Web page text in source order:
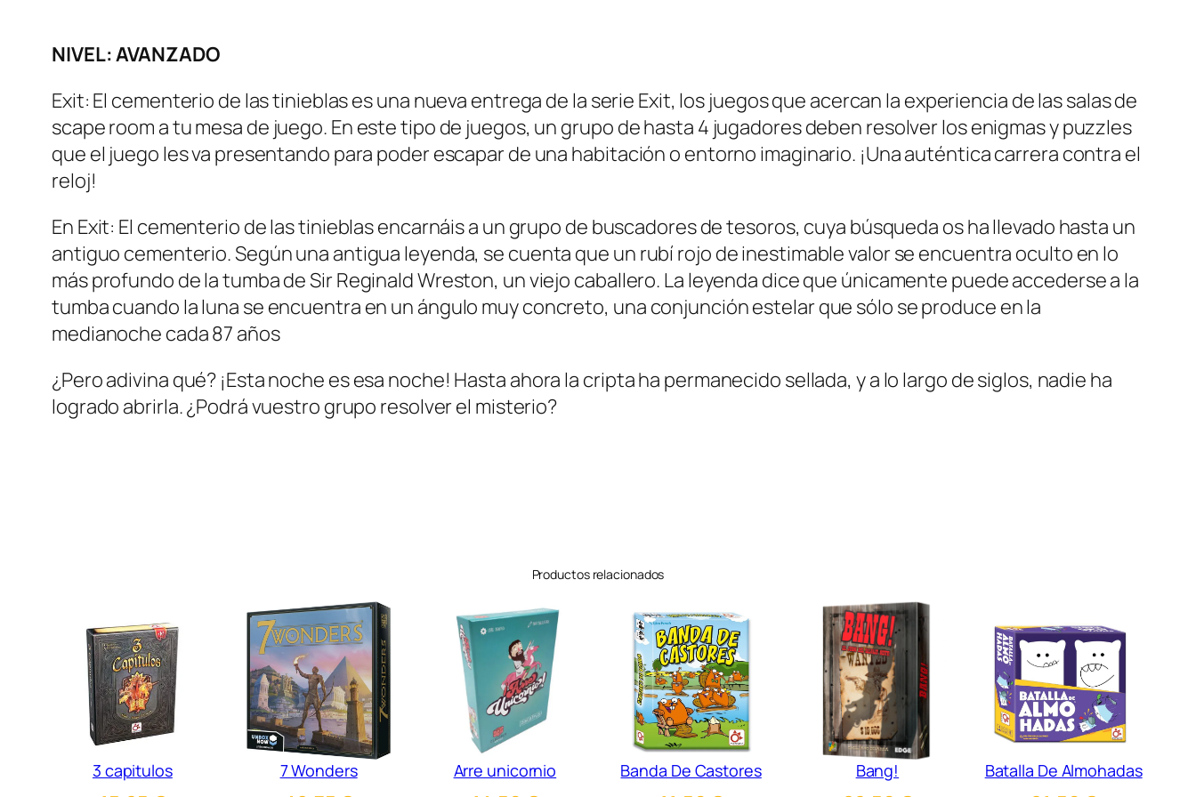
c
a
n
d
a
d
NIVEL: AVANZADO
Exit: El cementerio de las tinieblases una nueva entrega de la serie Exit, los juegos que acercan la experiencia de las salas de
scape room a tu mesa de juego. En este tipo de juegos, un grupo de hasta 4 jugadores deben resolver los enigmas y puzzles
que el juego les va presentando para poder escapar de una habitación o entorno imaginario. ¡Una auténtica carrera contra el
reloj!
En Exit: El cementerio de las tinieblasencarnáis a un grupo de buscadores de tesoros, cuya búsqueda os ha llevado hasta un
antiguo cementerio. Según una antigua leyenda, se cuenta que un rubí rojo de inestimable valor se encuentra oculto en lo
más profundo de la tumba de Sir Reginald Wreston, un viejo caballero. La leyenda dice que únicamente puede accederse a la
tumba cuando la luna se encuentra en un ángulo muy concreto, una conjunción estelar que sólo se produce en la
medianoche cada 87 años
¿Pero adivina qué? ¡Esta noche es esa noche! Hasta ahora la cripta ha permanecido sellada, y a lo largo de siglos, nadie ha
logrado abrirla. ¿Podrá vuestro grupo resolver el misterio?
Productos relacionados
3 capitulos 7 Wonders Arre unicornio Banda De Castores Bang! Batalla De Almohadas